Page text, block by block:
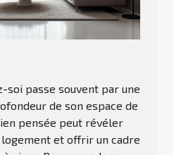
soi passe souvent par une
de son espace de
pensée peut révéler
et offrir un cadre